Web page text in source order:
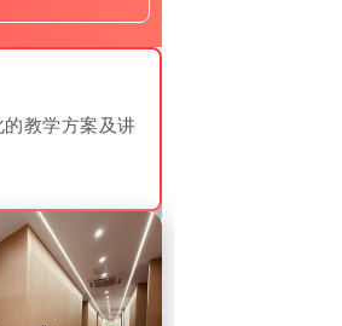
教学方案及讲